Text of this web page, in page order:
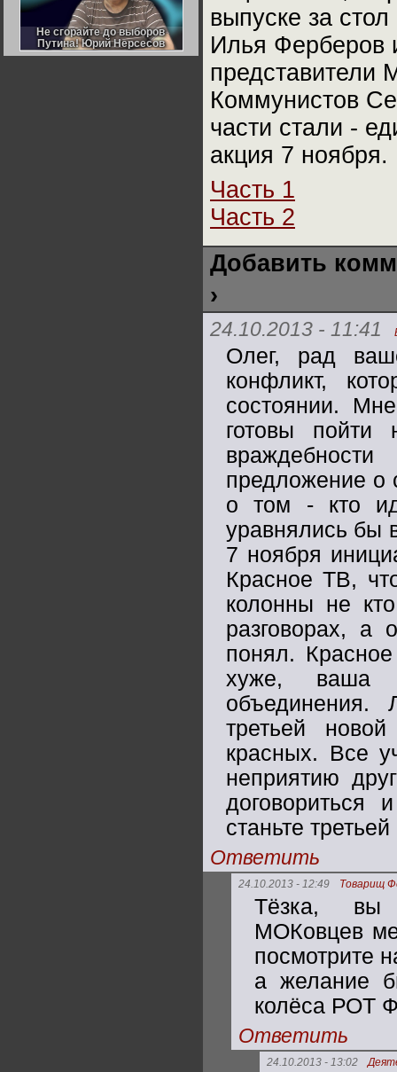
Германии:
парламентская
демократия или
диктатура
пролетариата?
Деятельность
Не сгорайте до выборов
Путина! Юрий Нерсесов
Не сгорайте до выборов
Путина! Юрий Нерсесов
выпуске за
Илья Ферберов
представители
Коммунистов
части стали -
акция 7 ноября.
Часть 1
Часть 2
Добавить
›
24.10.2013 - 11:41
Олег, рад
конфликт,
состоянии.
готовы пойти
предложение о
о том - кто
уравнялись бы
7 ноября
Красное ТВ,
колонны не
разговорах, а
понял.
хуже, ваша
третьей
красных. Все
неприятию
договориться
станьте
Ответить
24.10.2013 - 12:49 Товарищ
Тёзка, вы
МОКовцев
посмотрите
а желание
колёса РОТ
Ответить
24.10.2013 - 13:02